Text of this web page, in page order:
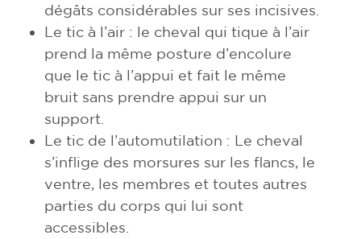
dégâts considérables sur ses incisives.
Le tic à l’air : le cheval qui tique à l’air
prend la même posture d’encolure
que le tic à l’appui et fait le même
bruit sans prendre appui sur un
support.
Le tic de l’automutilation : Le cheval
s’inflige des morsures sur les flancs, le
ventre, les membres et toutes autres
parties du corps qui lui sont
accessibles.